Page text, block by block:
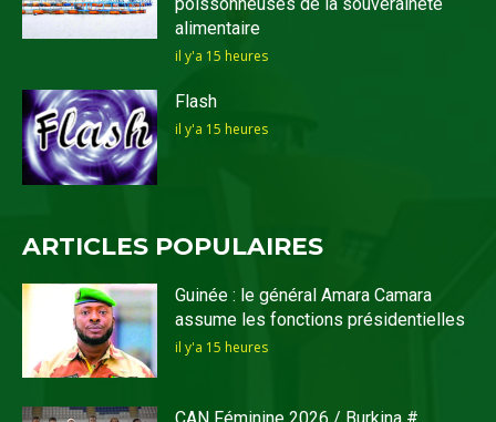
alimentaire
il y'a 15 heures
Flash
il y'a 15 heures
ARTICLES POPULAIRES
Guinée : le général Amara Camara
assume les fonctions présidentielles
il y'a 15 heures